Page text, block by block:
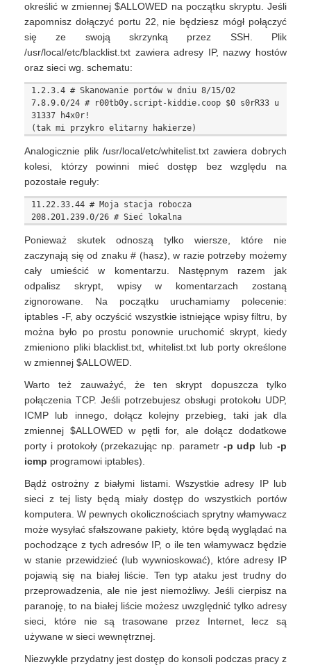
określić w zmiennej $ALLOWED na początku skryptu. Jeśli
zapomnisz dołączyć portu 22, nie będziesz mógł połączyć
się ze swoją skrzynką przez SSH. Plik
/usr/local/etc/blacklist.txt zawiera adresy IP, nazwy hostów
oraz sieci wg. schematu:
1.2.3.4 # Skanowanie portów w dniu 8/15/02
7.8.9.0/24 # r00tb0y.script-kiddie.coop $0 s0rR33 u
31337 h4x0r!
Analogicznie plik /usr/local/etc/whitelist.txt zawiera dobrych
kolesi, którzy powinni mieć dostęp bez względu na
pozostałe reguły:
11.22.33.44 # Moja stacja robocza
Ponieważ skutek odnoszą tylko wiersze, które nie
zaczynają się od znaku # (hasz), w razie potrzeby możemy
cały umieścić w komentarzu. Następnym razem jak
odpalisz skrypt, wpisy w komentarzach zostaną
zignorowane. Na początku uruchamiamy polecenie:
iptables -F, aby oczyścić wszystkie istniejące wpisy filtru, by
można było po prostu ponownie uruchomić skrypt, kiedy
zmieniono pliki blacklist.txt, whitelist.txt lub porty określone
w zmiennej $ALLOWED.
Warto też zauważyć, że ten skrypt dopuszcza tylko
połączenia TCP. Jeśli potrzebujesz obsługi protokołu UDP,
ICMP lub innego, dołącz kolejny przebieg, taki jak dla
zmiennej $ALLOWED w pętli for, ale dołącz dodatkowe
porty i protokoły (przekazując np. parametr -p udp lub-p
icmp programowi iptables).
Bądź ostrożny z białymi listami. Wszystkie adresy IP lub
sieci z tej listy będą miały dostęp do wszystkich portów
komputera. W pewnych okolicznościach sprytny włamywacz
może wysyłać sfałszowane pakiety, które będą wyglądać na
pochodzące z tych adresów IP, o ile ten włamywacz będzie
w stanie przewidzieć (lub wywnioskować), które adresy IP
pojawią się na białej liście. Ten typ ataku jest trudny do
przeprowadzenia, ale nie jest niemożliwy. Jeśli cierpisz na
paranoję, to na białej liście możesz uwzględnić tylko adresy
sieci, które nie są trasowane przez Internet, lecz są
używane w sieci wewnętrznej.
Niezwykle przydatny jest dostęp do konsoli podczas pracy z